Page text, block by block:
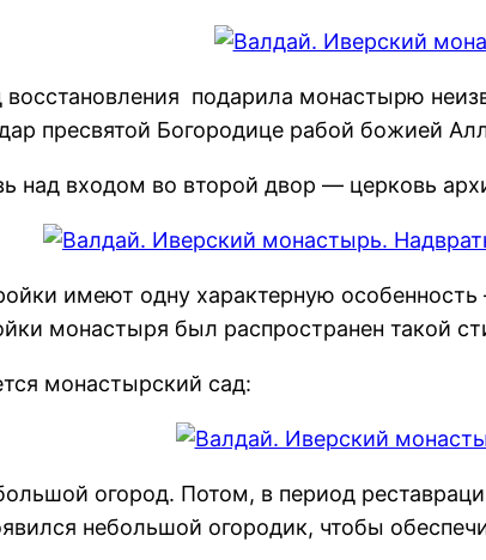
подарила монастырю
пресвятой Богородице рабой божией
над входом во второй двор — церковь
имеют одну характерную
монастыря был распространен такой
монастырский сад:
огород. Потом, в период
небольшой огородик, чтобы